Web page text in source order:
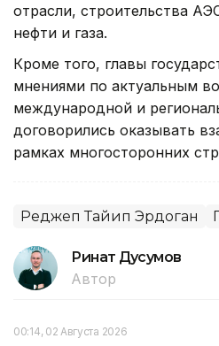
отрасли, строительства
нефти и газа.
Кроме того, главы
мнениями по актуальным
международной и
договорились оказывать
рамках многосторонних
Реджеп Тайип Эрдоган
Ринат Дусумов
Автор
00:14, 02 Августа 2026